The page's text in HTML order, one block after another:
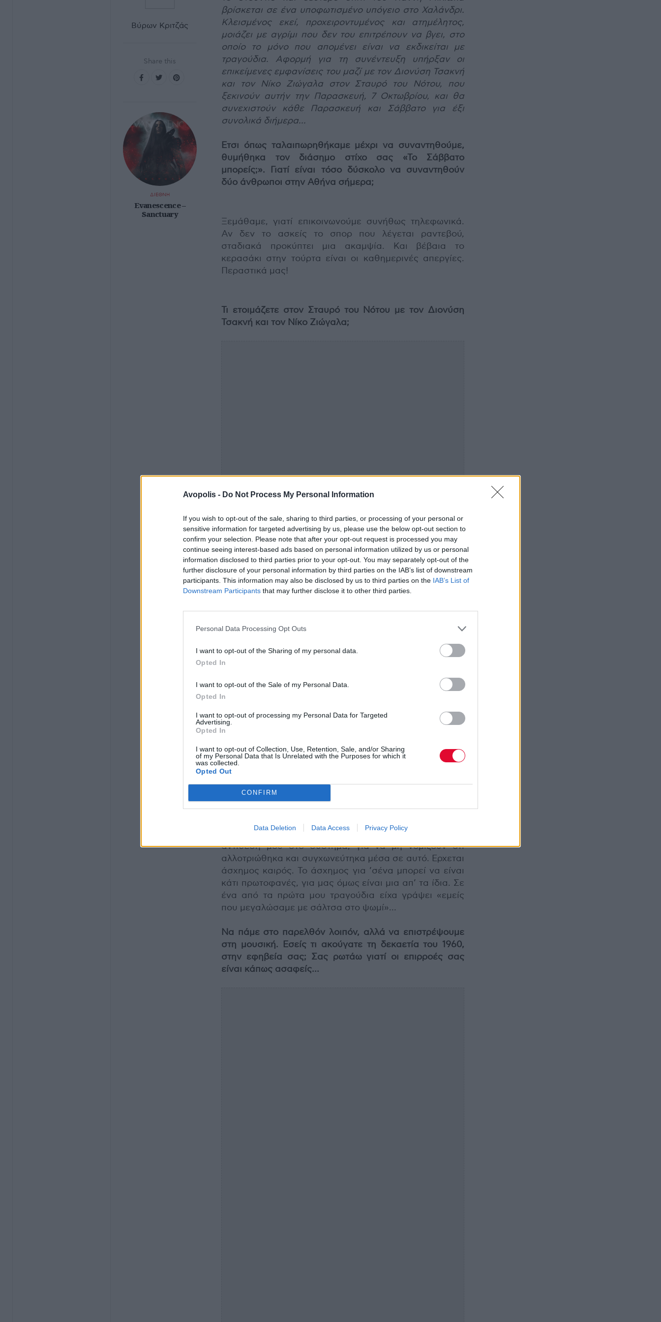
Avopolis - Do Not Process My Personal Information
If you wish to opt-out of the sale, sharing to third parties, or processing of your personal or
sensitive information for targeted advertising by us, please use the below opt-out section to
confirm your selection. Please note that after your opt-out request is processed you may
continue seeing interest-based ads based on personal information utilized by us or personal
information disclosed to third parties prior to your opt-out. You may separately opt-out of the
further disclosure of your personal information by third parties on the IAB’s list of downstream
participants. This information may also be disclosed by us to third parties on the IAB’s List of
Downstream Participants that may further disclose it to other third parties.
Personal Data Processing Opt Outs
I want to opt-out of the Sharing of my personal data.
Opted In
I want to opt-out of the Sale of my Personal Data.
Opted In
I want to opt-out of processing my Personal Data for Targeted
Advertising.
Opted In
I want to opt-out of Collection, Use, Retention, Sale, and/or Sharing
of my Personal Data that Is Unrelated with the Purposes for which it
was collected.
Opted Out
CONFIRM
Data Deletion Data Access Privacy Policy
Βύρων Κριτζάς
Share this
ΔΙΕΘΝΗ
Evanescence –
Sanctuary
βρίσκεται σε ένα υποφωτισμένο υπόγειο στο Χαλάνδρι.
Κλεισμένος εκεί, προχειροντυμένος και ατημέλητος,
μοιάζει με αγρίμι που δεν του επιτρέπουν να βγει, στο
οποίο το μόνο που απομένει είναι να εκδικείται με
τραγούδια. Αφορμή για τη συνέντευξη υπήρξαν οι
επικείμενες εμφανίσεις του μαζί με τον Διονύση Τσακνή
και τον Νίκο Ζιώγαλα στον Σταυρό του Νότου, που
ξεκινούν αυτήν την Παρασκευή, 7 Οκτωβρίου, και θα
συνεχιστούν κάθε Παρασκευή και Σάββατο για έξι
συνολικά διήμερα...
Ετσι όπως ταλαιπωρηθήκαμε μέχρι να συναντηθούμε,
θυμήθηκα τον διάσημο στίχο σας «Το Σάββατο
μπορείς;». Γιατί είναι τόσο δύσκολο να συναντηθούν
δύο άνθρωποι στην Αθήνα σήμερα;
Ξεμάθαμε, γιατί επικοινωνούμε συνήθως τηλεφωνικά.
Αν δεν το ασκείς το σπορ που λέγεται ραντεβού,
σταδιακά προκύπτει μια ακαμψία. Και βέβαια το
κερασάκι στην τούρτα είναι οι καθημερινές απεργίες.
Περαστικά μας!
Τι ετοιμάζετε στον Σταυρό του Νότου με τον Διονύση
Τσακνή και τον Νίκο Ζιώγαλα;
Ο Διονύσης είναι ένας καλλιτέχνης που πρόσεξε τι θα
κάνει και κυρίως τι δεν θα κάνει –ασχολήθηκε με όλα
όσα είναι επί της ουσίας στη ζωή. Ο Νίκος πάλι είναι
λίγο πιο, πώς να το πω…, ερωτικός! Στα τραγούδια του
ασχολείται συνήθως με τα βραδινά θέματα, ενώ εγώ και
ο Διονύσης με τα ημερήσια. Κι έτσι όπως τα έφερε ο
διάολος, οι καιροί δηλαδή, η παρουσία μας είναι
απαραίτητη. Εγώ δεν θα πάψω ποτέ να δηλώνω την
αντίθεσή μου στο σύστημα, για να μη νομίζουν ότι
αλλοτριώθηκα και συγχωνεύτηκα μέσα σε αυτό. Ερχεται
άσχημος καιρός. Το άσχημος για ’σένα μπορεί να είναι
κάτι πρωτοφανές, για μας όμως είναι μια απ’ τα ίδια. Σε
ένα από τα πρώτα μου τραγούδια είχα γράψει «εμείς
που μεγαλώσαμε με σάλτσα στο ψωμί»…
Να πάμε στο παρελθόν λοιπόν, αλλά να επιστρέψουμε
στη μουσική. Εσείς τι ακούγατε τη δεκαετία του 1960,
στην εφηβεία σας; Σας ρωτάω γιατί οι επιρροές σας
είναι κάπως ασαφείς…